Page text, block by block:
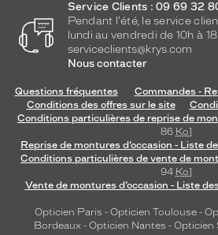
Service Clients : 09 69 32
Pendant l'été, le service
lundi au vendredi de 10h à
serviceclients@krys.com
Nous contacter
Questions fréquentes
Commandes -
Conditions des offres sur le site
Conditions particulières de reprise de
86 Ko]
Reprise de montures d’occasion - Liste
Conditions particulières de vente de
94 Ko]
Vente de montures d’occasion - Liste
Opticien Paris - Opticien Toulouse-
Bordeaux- Opticien Nantes - Opticien